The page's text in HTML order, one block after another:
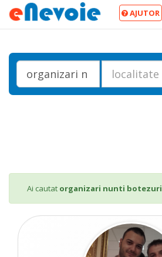
AJUTOR
Ai cautat organizari nunti botezuri